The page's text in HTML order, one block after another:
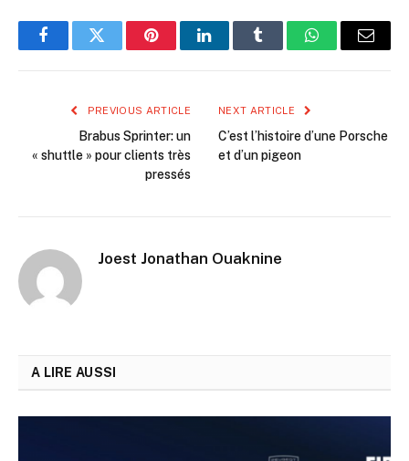
FacebookTwitter PinterestLinkedInTumblr WhatsAppEmail
PREVIOUS ARTICLE
Brabus Sprinter: un
« shuttle » pour clients très
pressés
NEXT ARTICLE
C’est l’histoire d’une Porsche
et d’un pigeon
Joest Jonathan Ouaknine
A LIRE AUSSI